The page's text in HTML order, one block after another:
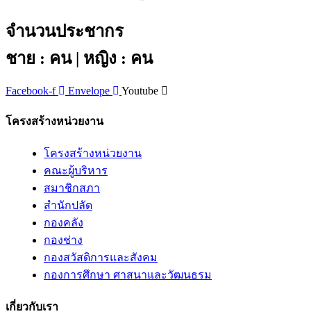
จำนวนประชากร
ชาย : คน | หญิง : คน
Facebook-f Envelope Youtube
โครงสร้างหน่วยงาน
โครงสร้างหน่วยงาน
คณะผู้บริหาร
สมาชิกสภา
สำนักปลัด
กองคลัง
กองช่าง
กองสวัสดิการและสังคม
กองการศึกษา ศาสนาและวัฒนธรม
เกี่ยวกับเรา